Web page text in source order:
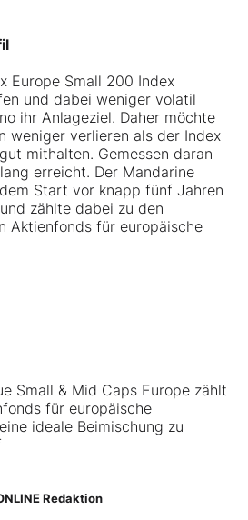
Europe Small 200 Index
und dabei weniger volatil
ihr Anlageziel. Daher möchte
weniger verlieren als der Index
mithalten. Gemessen daran
erreicht. Der Mandarine
Start vor knapp fünf Jahren
zählte dabei zu den
Aktienfonds für europäische
Small & Mid Caps Europe zählt
für europäische
ideale Beimischung zu
Redaktion